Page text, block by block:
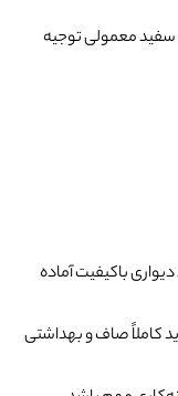
سفید معمولی توجیه
باکیفیت آماده
کاملاً صاف و بهداشتی